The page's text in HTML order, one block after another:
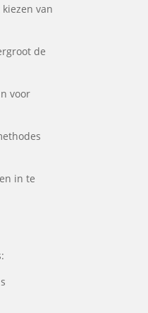
van
de
voor
in te